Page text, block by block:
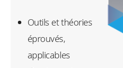
Outils et théories
éprouvés,
applicables